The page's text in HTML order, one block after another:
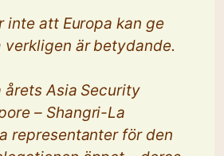
inte att Europa kan ge
verkligen är betydande.
årets Asia Security
– Shangri-La
representanter för den